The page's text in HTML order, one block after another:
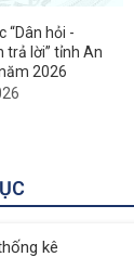
“Dân hỏi -
trả lời” tỉnh An
2026
kê
Đài Cá BaSa